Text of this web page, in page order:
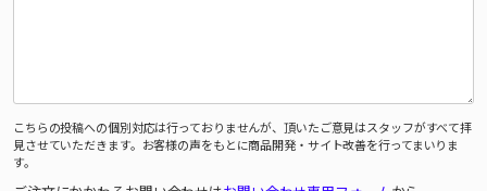
こちらの投稿への個別対応は行っておりませんが、頂いたご意見はスタッフがすべて拝
見させていただきます。お客様の声をもとに商品開発・サイト改善を行ってまいりま
す。